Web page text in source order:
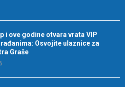
i ove godine otvara vrata VIP
Osvojite ulaznice za
Graše